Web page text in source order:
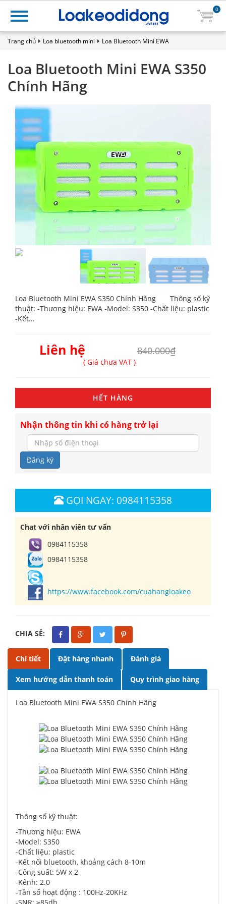
0
Trang chủ Loa bluetooth mini Loa Bluetooth Mini EWA
Loa Bluetooth Mini EWA S350
Chính Hãng
Loa Bluetooth Mini EWA S350 Chính Hãng Thông số kỹ
thuật: -Thương hiệu: EWA -Model: S350 -Chất liệu: plastic
-Kết...
Liên hệ 840.000₫
( Giá chưa VAT )
HẾT HÀNG
Nhận thông tin khi có hàng trở lại
Đăng ký
GỌI NGAY: 0984115358
Chat với nhân viên tư vấn
0984115358
0984115358
https://www.facebook.com/cuahangloakeo
CHIA SẺ:
Chi tiết Đặt hàng nhanh Đánh giá
Xem hướng dẫn thanh toán Quy trình giao hàng
Loa Bluetooth Mini EWA S350 Chính Hãng
Thông số kỹ thuật:
-Thương hiệu: EWA
-Model: S350
-Chất liệu: plastic
-Kết nối bluetooth, khoảng cách 8-10m
-Công suất: 5W x 2
-Kênh: 2.0
-Tần số hoạt động : 100Hz-20KHz